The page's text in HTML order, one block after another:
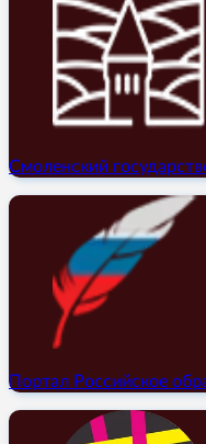
Смоленский
Портал Российское